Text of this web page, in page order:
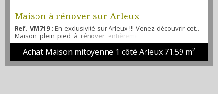
Maison à rénover sur Arleux
Ref. VM719: En exclusivité sur Arleux !!! Venez découvrir cette
Maison plein pied à rénover entièrement vous offrant : un
grand séjour, une cuisine indépendante, salle de bain avec
toilette, deux chambres, de plus les combles sont
aménageables. Travaux à prévoir mais beau potentiel !!! Pour
l'extérieur : un jardin, une dépendance, un garage et une
Achat Maison mitoyenne 1 côté Arleux 71.59 m²